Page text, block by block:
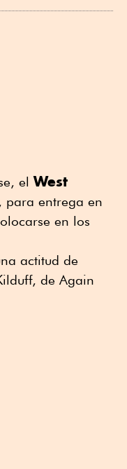
elWest
para entrega en
en los
actitud de
de Again